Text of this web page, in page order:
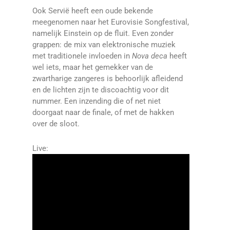
Ook Servië heeft een oude bekende
meegenomen naar het Eurovisie Songfestival,
namelijk Einstein op de fluit. Even zonder
grappen: de mix van elektronische muziek
met traditionele invloeden in Nova deca heeft
wel iets, maar het gemekker van de
zwartharige zangeres is behoorlijk afleidend
en de lichten zijn te discoachtig voor dit
nummer. Een inzending die of net niet
doorgaat naar de finale, of met de hakken
over de sloot.
Live: